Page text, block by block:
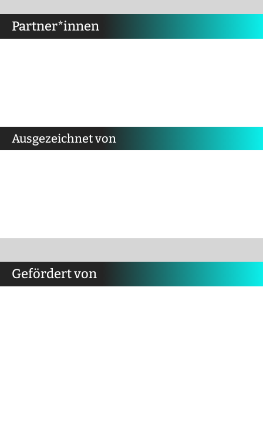
Partner*innen
Ausgezeichnet von
Gefördert von